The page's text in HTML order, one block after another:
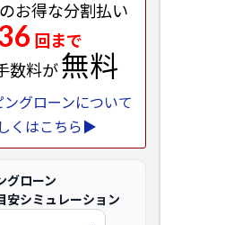
お得な分割払い
回まで
数料が無料
ングローンについて
くはこちら▶
グローン
安シミュレーション